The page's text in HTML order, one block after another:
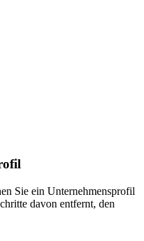
Sie ein Unternehmensprofil
davon entfernt, den